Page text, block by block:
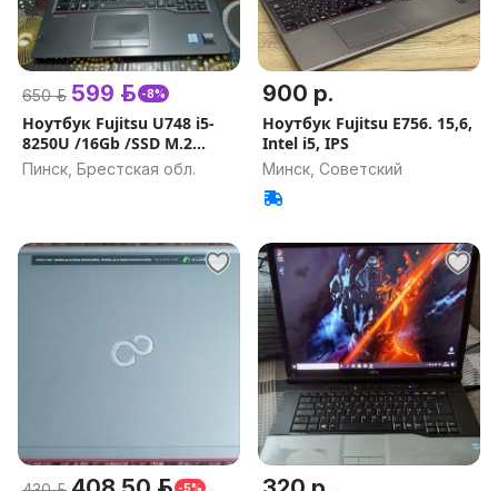
650 р. 599 р. -8%
Ноутбук Fujitsu U748 i5-
8250U /16Gb /SSD M.2
256Gb
Пинск, Брестская обл.
900 р.
Ноутбук Fujitsu E756. 15,6,
Intel i5, IPS
Минск, Советский
-5%